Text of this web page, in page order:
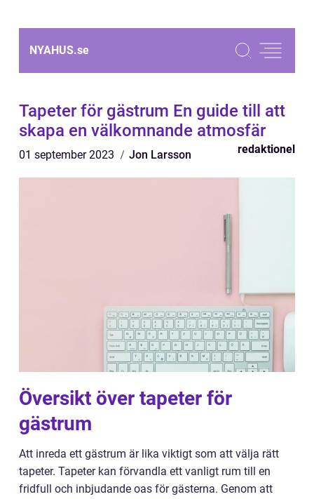
NYAHUS.se
Tapeter för gästrum En guide till att
skapa en välkomnande atmosfär
01 september 2023 Jon Larsson redaktionel
Översikt över tapeter för
gästrum
Att inreda ett gästrum är lika viktigt som att välja rätt
tapeter. Tapeter kan förvandla ett vanligt rum till en
fridfull och inbjudande oas för gästerna. Genom att